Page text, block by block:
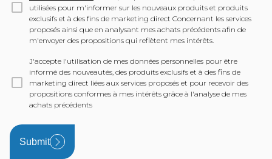
utilisées pour m'informer sur les nouveaux produits et produits
exclusifs et à des fins de marketing direct Concernant les services
proposés ainsi que en analysant mes achats précédents afin de
m'envoyer des propositions qui reflètent mes intérêts.
J'accepte l'utilisation de mes données personnelles pour être
informé des nouveautés, des produits exclusifs et à des fins de
marketing direct liées aux services proposés et pour recevoir des
propositions conformes à mes intérêts grâce à l'analyse de mes
achats précédents
Submit